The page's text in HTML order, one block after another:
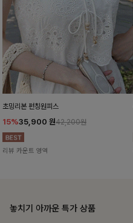
초밍리본 펀칭원피스
15%35,900 원42,200원
리뷰 카운트 영역
놓치기 아까운 특가 상품